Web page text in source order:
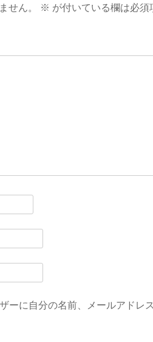
せん。 ※ が付いている欄は必須
ーに自分の名前、メールアドレ